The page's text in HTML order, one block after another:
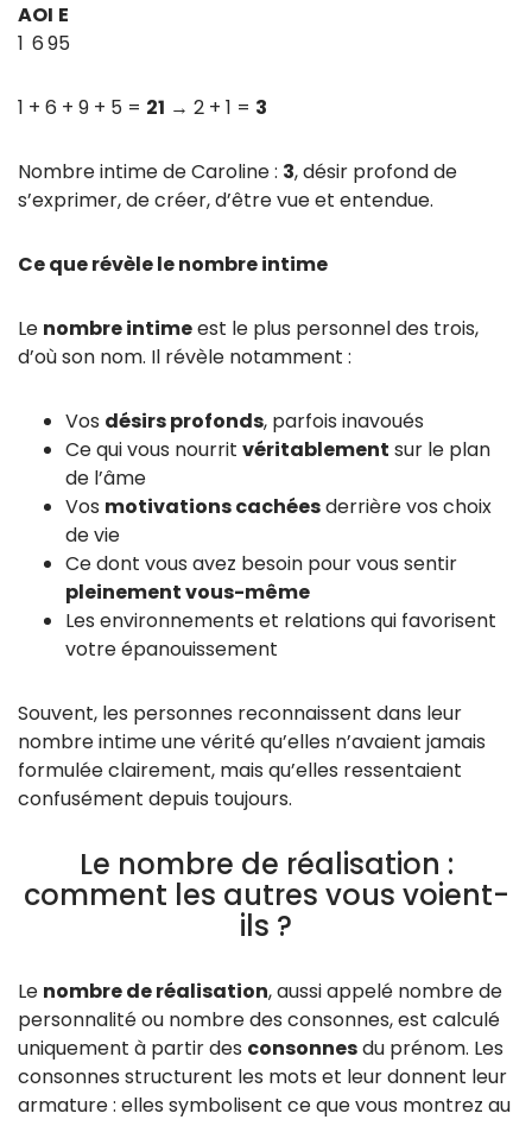
AOI E
1 695
1 + 6 + 9 + 5 = 21 → 2 + 1 = 3
Nombre intime de Caroline : 3, désir profond de
s’exprimer, de créer, d’être vue et entendue.
Ce que révèle le nombre intime
Le nombre intimeest le plus personnel des trois,
d’où son nom. Il révèle notamment :
Vos désirs profonds, parfois inavoués
Ce qui vous nourrit véritablement sur le plan
de l’âme
Vos motivations cachéesderrière vos choix
de vie
Ce dont vous avez besoin pour vous sentir
pleinement vous-même
Les environnements et relations qui favorisent
votre épanouissement
Souvent, les personnes reconnaissent dans leur
nombre intime une vérité qu’elles n’avaient jamais
formulée clairement, mais qu’elles ressentaient
confusément depuis toujours.
Le nombre de réalisation :
comment les autres vous voient-
ils ?
Le nombre de réalisation, aussi appelé nombre de
personnalité ou nombre des consonnes, est calculé
uniquement à partir des consonnesdu prénom. Les
consonnes structurent les mots et leur donnent leur
armature : elles symbolisent ce que vous montrez au